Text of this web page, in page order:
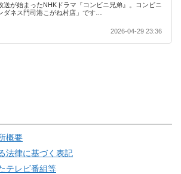
送が始まったNHKドラマ『コンビニ兄弟』。コンビニ
ダネス門司港こがね村店」です…
2026-04-29 23:36
概要
法律に基づく表記
テレビ番組等